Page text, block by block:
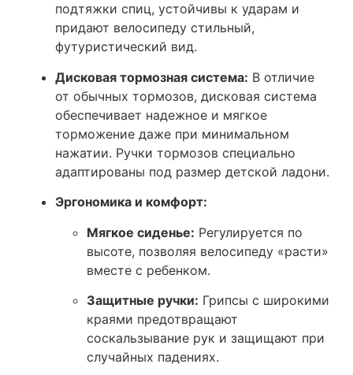
подтяжки спиц, устойчивы к ударам и
придают велосипеду стильный,
футуристический вид.
Дисковая тормозная система: В отличие
от обычных тормозов, дисковая система
обеспечивает надежное и мягкое
торможение даже при минимальном
нажатии. Ручки тормозов специально
адаптированы под размер детской ладони.
Эргономика и комфорт:
Мягкое сиденье: Регулируется по
высоте, позволяя велосипеду «расти»
вместе с ребенком.
Защитные ручки: Грипсы с широкими
краями предотвращают
соскальзывание рук и защищают при
случайных падениях.